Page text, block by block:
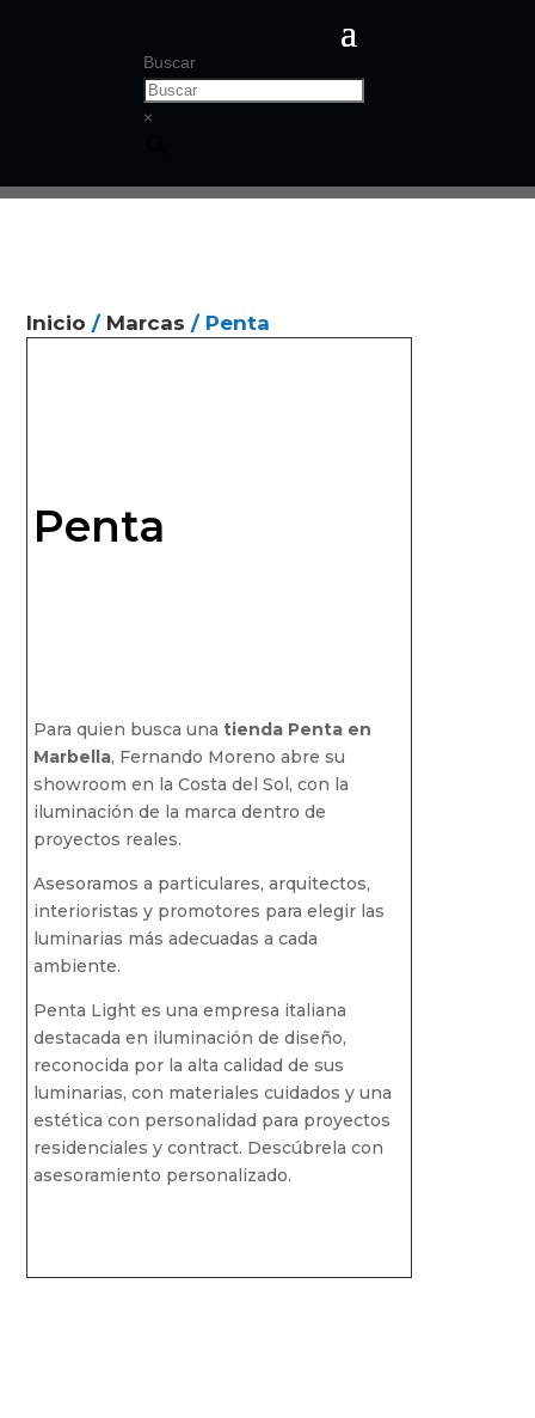
Buscar
×
Inicio / Marcas / Penta
Penta
Para quien busca una tienda Penta en
Marbella, Fernando Moreno abre su
showroom en la Costa del Sol, con la
iluminación de la marca dentro de
proyectos reales.
Asesoramos a particulares, arquitectos,
interioristas y promotores para elegir las
luminarias más adecuadas a cada
ambiente.
Penta Light es una empresa italiana
destacada en iluminación de diseño,
reconocida por la alta calidad de sus
luminarias, con materiales cuidados y una
estética con personalidad para proyectos
residenciales y contract. Descúbrela con
asesoramiento personalizado.